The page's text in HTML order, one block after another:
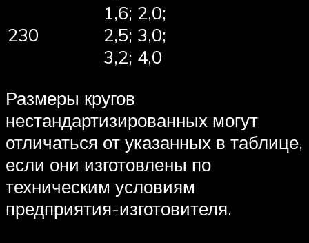
230
1,6; 2,0;
2,5; 3,0;
3,2; 4,0
Размеры кругов
нестандартизированных могут
отличаться от указанных в таблице,
если они изготовлены по
техническим условиям
предприятия-изготовителя.